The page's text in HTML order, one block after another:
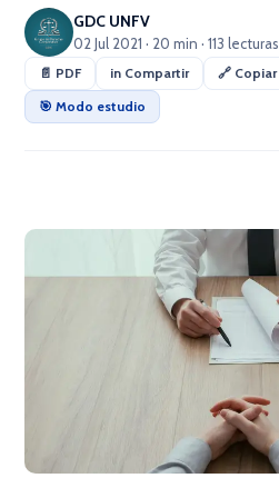
GDC UNFV
02 Jul 2021 · 20 min · 113 lecturas
📄 PDF in Compartir 🔗 Copiar
🎯 Modo estudio